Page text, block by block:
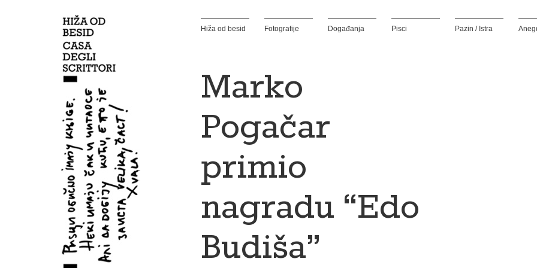
Hiža od besid Fotografije Događanja Pisci Pazin / Istra
Marko
Pogačar
primio
nagradu “Edo
Budiša”